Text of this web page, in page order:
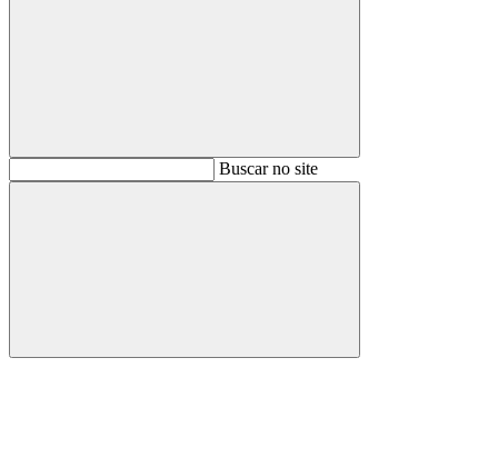
BuscarBuscar no site
Buscar